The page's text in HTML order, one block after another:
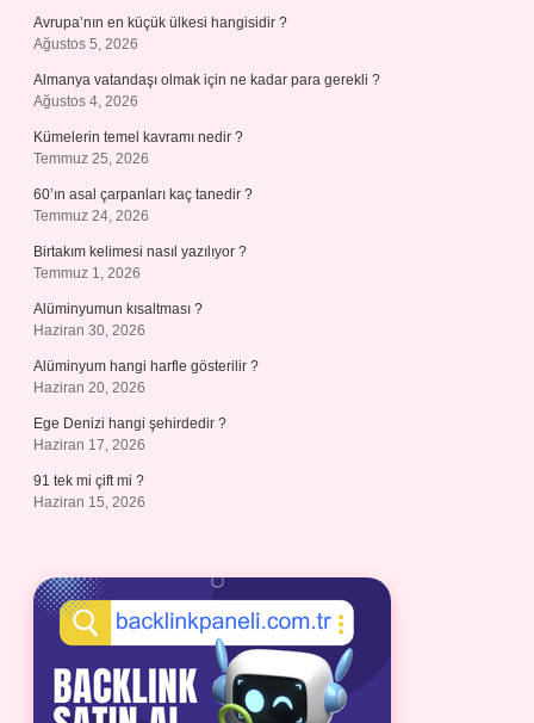
Avrupa’nın en küçük ülkesi hangisidir ?
Ağustos 5, 2026
Almanya vatandaşı olmak için ne kadar para gerekli ?
Ağustos 4, 2026
Kümelerin temel kavramı nedir ?
Temmuz 25, 2026
60’ın asal çarpanları kaç tanedir ?
Temmuz 24, 2026
Birtakım kelimesi nasıl yazılıyor ?
Temmuz 1, 2026
Alüminyumun kısaltması ?
Haziran 30, 2026
Alüminyum hangi harfle gösterilir ?
Haziran 20, 2026
Ege Denizi hangi şehirdedir ?
Haziran 17, 2026
91 tek mi çift mi ?
Haziran 15, 2026